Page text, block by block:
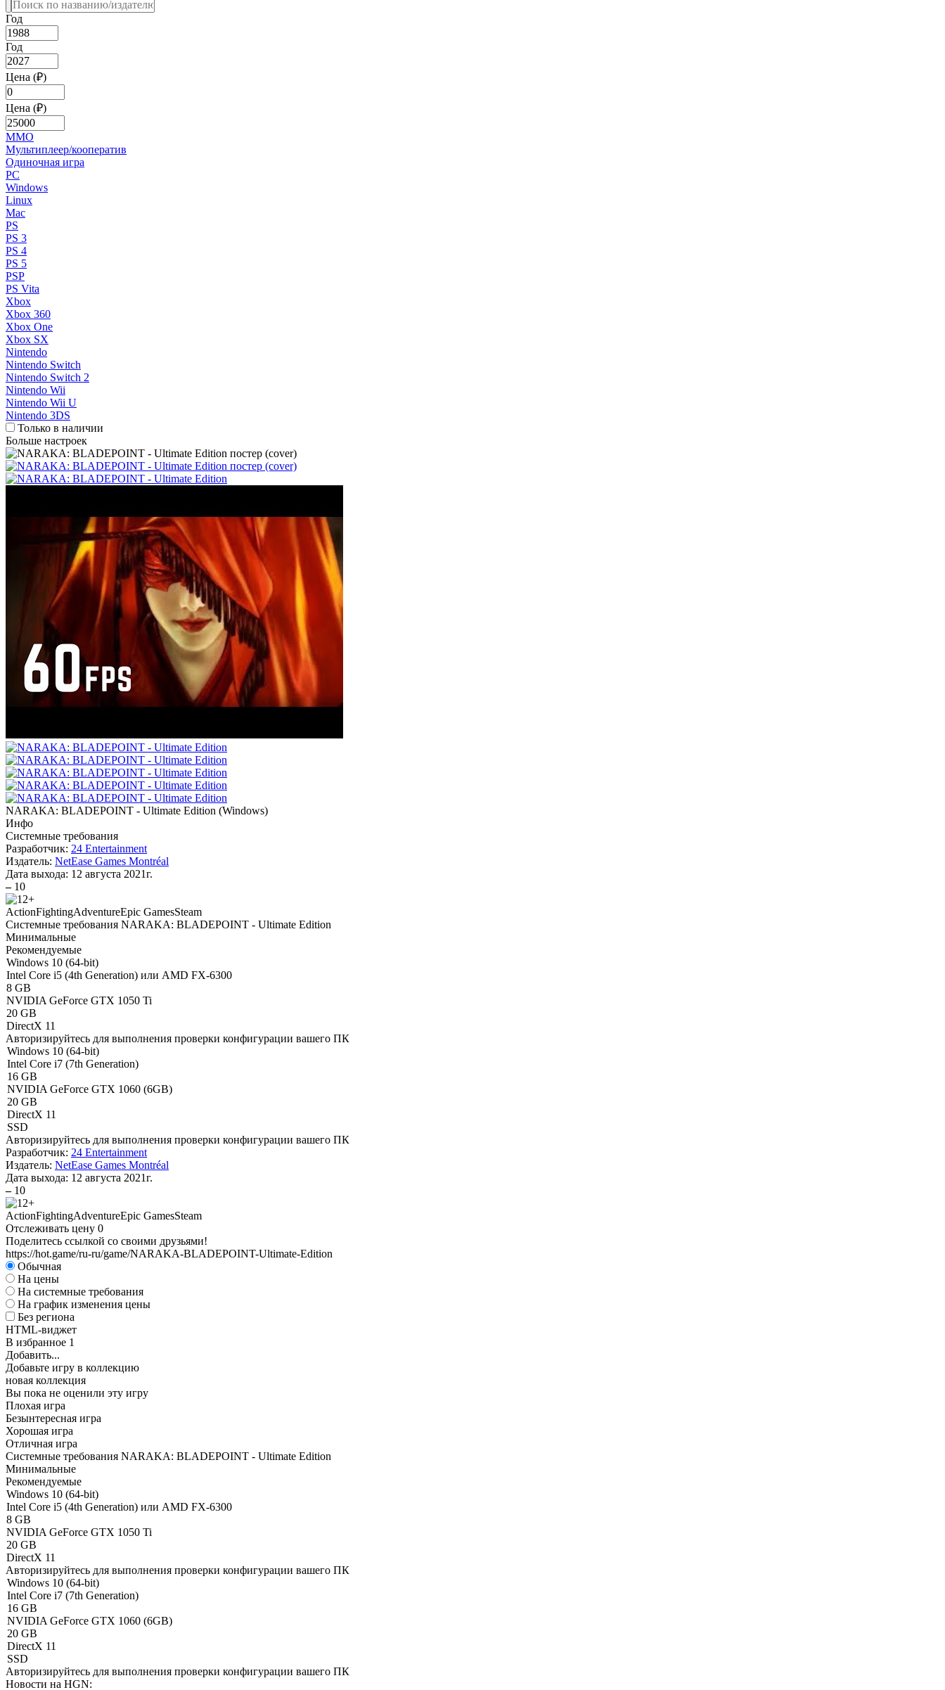
Год
Год
Цена (₽)
Цена (₽)
MMO
Мультиплеер/кооператив
Одиночная игра
PC
Windows
Linux
Mac
PS
PS 3
PS 4
PS 5
PSP
PS Vita
Xbox
Xbox 360
Xbox One
Xbox SX
Nintendo
Nintendo Switch
Nintendo Switch 2
Nintendo Wii
Nintendo Wii U
Nintendo 3DS
Только в наличии
Больше настроек
NARAKA: BLADEPOINT - Ultimate Edition (Windows)
Инфо
Системные требования
Разработчик: 24 Entertainment
Издатель: NetEase Games Montréal
Дата выхода: 12 августа 2021г.
– 10
ActionFightingAdventureEpic GamesSteam
Системные требования NARAKA: BLADEPOINT - Ultimate Edition
Минимальные
Рекомендуемые
Windows 10 (64-bit)
Intel Core i5 (4th Generation) или AMD FX-6300
8 GB
NVIDIA GeForce GTX 1050 Ti
20 GB
DirectX 11
Авторизируйтесь для выполнения проверки конфигурации вашего ПК
Windows 10 (64-bit)
Intel Core i7 (7th Generation)
16 GB
NVIDIA GeForce GTX 1060 (6GB)
20 GB
DirectX 11
SSD
Авторизируйтесь для выполнения проверки конфигурации вашего ПК
Разработчик: 24 Entertainment
Издатель: NetEase Games Montréal
Дата выхода: 12 августа 2021г.
– 10
ActionFightingAdventureEpic GamesSteam
Отслеживать цену 0
Поделитесь ссылкой со своими друзьями!
https://hot.game/ru-ru/game/NARAKA-BLADEPOINT-Ultimate-Edition
Обычная
На цены
На системные требования
На график изменения цены
Без региона
HTML-виджет
В избранное 1
Добавить...
Добавьте игру в коллекцию
новая коллекция
Вы пока не оценили эту игру
Плохая игра
Безынтересная игра
Хорошая игра
Отличная игра
Системные требования NARAKA: BLADEPOINT - Ultimate Edition
Минимальные
Рекомендуемые
Windows 10 (64-bit)
Intel Core i5 (4th Generation) или AMD FX-6300
8 GB
NVIDIA GeForce GTX 1050 Ti
20 GB
DirectX 11
Авторизируйтесь для выполнения проверки конфигурации вашего ПК
Windows 10 (64-bit)
Intel Core i7 (7th Generation)
16 GB
NVIDIA GeForce GTX 1060 (6GB)
20 GB
DirectX 11
SSD
Авторизируйтесь для выполнения проверки конфигурации вашего ПК
Новости на HGN: